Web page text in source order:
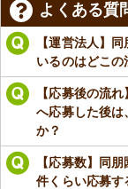
よくある質
【運営法人】
いるのはどこの
【応募後の流
へ応募した後
か？
【応募数】同
件くらい応募す